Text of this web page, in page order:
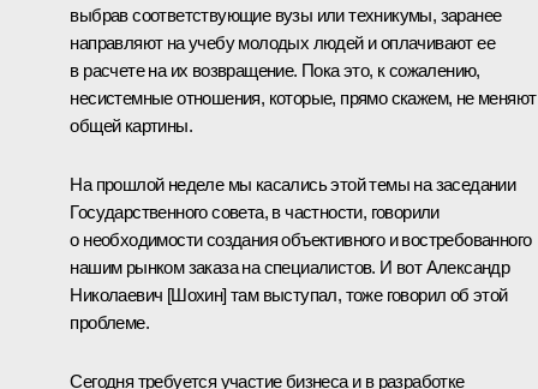
выбрав соответствующие вузы или техникумы, заранее
направляют на учебу молодых людей и оплачивают ее
в расчете на их возвращение. Пока это, к сожалению,
несистемные отношения, которые, прямо скажем, не меняют
общей картины.
На прошлой неделе мы касались этой темы на заседании
Государственного совета, в частности, говорили
о необходимости создания объективного и востребованного
нашим рынком заказа на специалистов. И вот Александр
Николаевич [Шохин] там выступал, тоже говорил об этой
проблеме.
Сегодня требуется участие бизнеса и в разработке